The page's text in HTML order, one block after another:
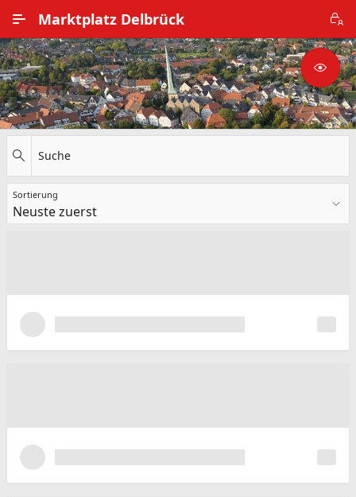
Marktplatz Delbrück
Alle Ortsteile
Impressum
Nutzungsbedingungen
Datenschutz
Suche
Sortierung